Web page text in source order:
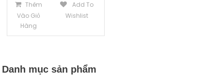
Thêm
Vào Giỏ
Hàng
Add To
Wishlist
Danh mục sản phẩm